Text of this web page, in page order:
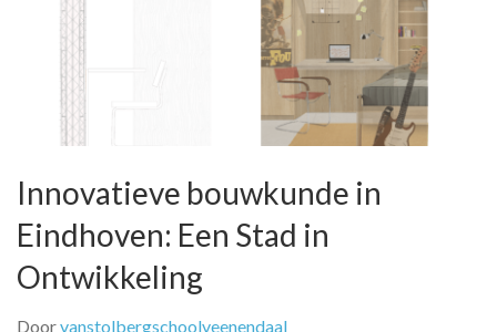
Innovatieve bouwkunde in
Eindhoven: Een Stad in
Ontwikkeling
Doorvanstolbergschoolveenendaal